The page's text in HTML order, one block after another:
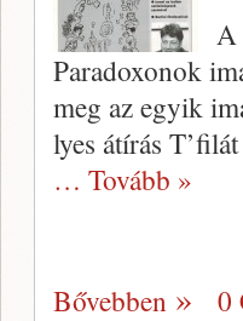
A
Paradoxo­nok
meg az egyik
lyes átírás
… Tovább »
Bővebben 0